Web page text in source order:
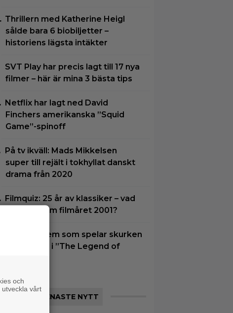
Thrillern med Katherine Heigl
sålde bara 6 biobiljetter –
historiens lägsta intäkter
SVT Play har precis lagt till 17 nya
filmer – här är mina 3 bästa tips
Netflix har lagt ned David
Finchers amerikanska ”Squid
Game”-spinoff
På tv ikväll: Mads Mikkelsen
super till rejält i tokhyllat danskt
drama från 2020
Filmquiz: 25 år av klassiker – vad
minns du om filmåret 2001?
Nu vet vi vem som spelar skurken
Ganondorf i ”The Legend of
SENASTE NYTT
och
vårt